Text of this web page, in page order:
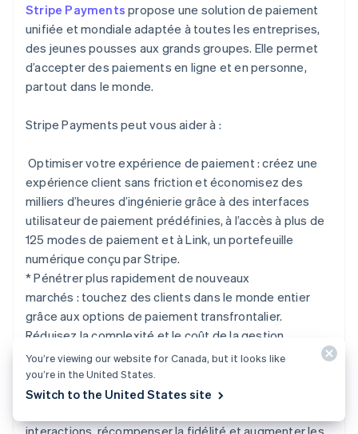
Stripe Payments propose une solution de paiement
unifiée et mondiale adaptée à toutes les entreprises,
des jeunes pousses aux grands groupes. Elle permet
d’accepter des paiements en ligne et en personne,
partout dans le monde.
Stripe Payments peut vous aider à :
Optimiser votre expérience de paiement : créez une
expérience client sans friction et économisez des
milliers d’heures d’ingénierie grâce à des interfaces
utilisateur de paiement prédéfinies, à l’accès à plus de
125 modes de paiement et à Link, un portefeuille
numérique conçu par Stripe.
*Pénétrer plus rapidement de nouveaux
marchés : touchez des clients dans le monde entier
grâce aux options de paiement transfrontalier.
Réduisez la complexité et le coût de la gestion
multidevises dans 195 pays et plus de 135 devises.
*Unifier les paiements en personne et en ligne :
une expérience de commerce unifiée sur les canaux en
interactions, récompenser la fidélité et augmenter les
You’re viewing our website for Canada, but it looks like
you’re in the United States.
Switch to the United States site